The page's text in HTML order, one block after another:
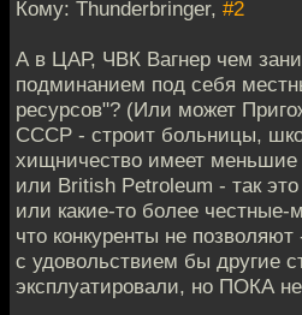
Кому: Thunderbringer, #2
А в ЦАР, ЧВК Вагнер чем
подминанием под себя
ресурсов"? (Или может
СССР - строит больницы,
хищничество имеет
или British Petroleum - так
или какие-то более
что конкуренты не
с удовольствием бы другие
эксплуатировали, но ПОКА не